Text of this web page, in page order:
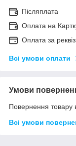
Післяплата
Оплата на
Оплата за
Всі умови оплати
Умови
Повернення товару
Всі умови